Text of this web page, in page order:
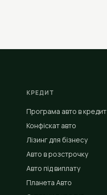
КРЕДИТ
Програма авто в кредит
Конфіскат авто
Лізинг для бізнесу
Авто в розстрочку
Авто під виплату
Планета Авто